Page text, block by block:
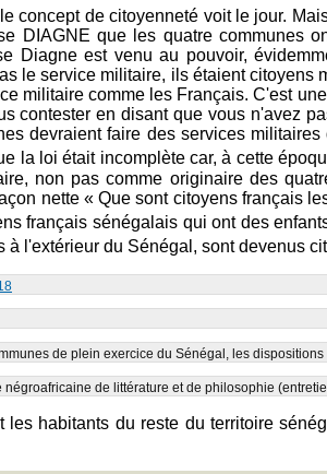
concept de citoyenneté voit le jour.
que les quatre communes
Diagne est venu au pouvoir,
le service militaire, ils étaient
militaire comme les Français. C'est
contester en disant que vous n'avez
devraient faire des services
la loi était incomplète car, à cette
non pas comme originaire des
nette « Que sont citoyens français
français sénégalais qui ont des
l'extérieur du Sénégal, sont devenus
de plein exercice du Sénégal, les
de littérature et de philosophie
habitants du reste du territoire